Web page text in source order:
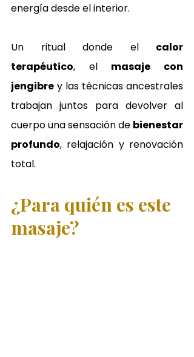
energía desde el interior.
Un ritual donde el calor
terapéutico, el masaje con
jengibre y las técnicas ancestrales
trabajan juntos para devolver al
cuerpo una sensación de bienestar
profundo, relajación y renovación
total.
¿Para quién es este
masaje?